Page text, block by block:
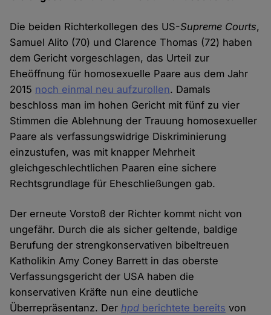
Die beiden Richterkollegen des US-Supreme Courts,
Samuel Alito (70) und Clarence Thomas (72) haben
dem Gericht vorgeschlagen, das Urteil zur
Eheöffnung für homosexuelle Paare aus dem Jahr
2015 noch einmal neu aufzurollen. Damals
beschloss man im hohen Gericht mit fünf zu vier
Stimmen die Ablehnung der Trauung homosexueller
Paare als verfassungswidrige Diskriminierung
einzustufen, was mit knapper Mehrheit
gleichgeschlechtlichen Paaren eine sichere
Rechtsgrundlage für Eheschließungen gab.
Der erneute Vorstoß der Richter kommt nicht von
ungefähr. Durch die als sicher geltende, baldige
Berufung der strengkonservativen bibeltreuen
Katholikin Amy Coney Barrett in das oberste
Verfassungsgericht der USA haben die
konservativen Kräfte nun eine deutliche
Überrepräsentanz. Derhpd berichtete bereits von